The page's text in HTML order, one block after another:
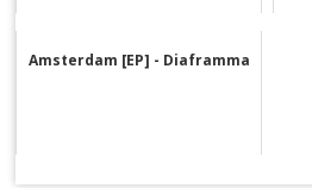
Amsterdam [EP] - Diaframma